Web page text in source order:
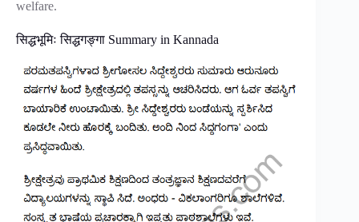
welfare.
सिद्धभूमिः सिद्धगङ्गा Summary in Kannada